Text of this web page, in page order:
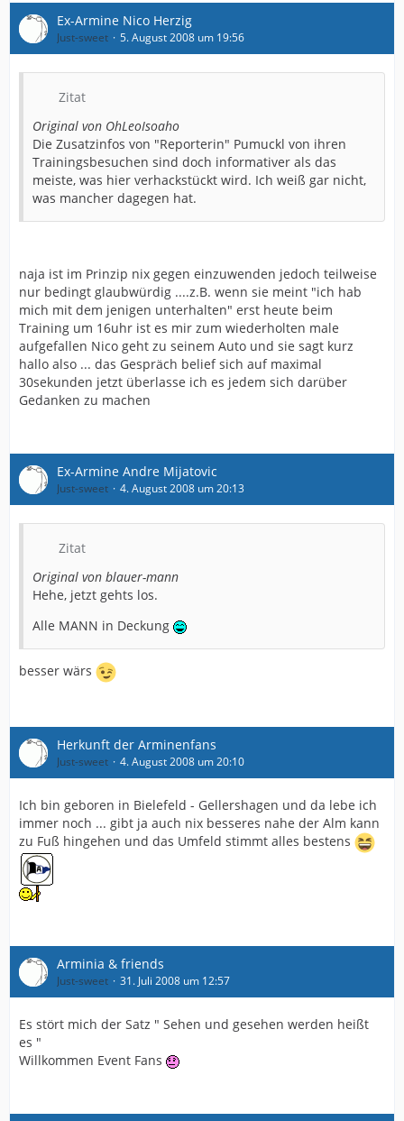
Ex-Armine Nico Herzig
Just-sweet 5. August 2008 um 19:56
Zitat
Original von OhLeoIsoaho
Die Zusatzinfos von "Reporterin" Pumuckl von ihren
Trainingsbesuchen sind doch informativer als das
meiste, was hier verhackstückt wird. Ich weiß gar nicht,
was mancher dagegen hat.
naja ist im Prinzip nix gegen einzuwenden jedoch teilweise
nur bedingt glaubwürdig ....z.B. wenn sie meint "ich hab
mich mit dem jenigen unterhalten" erst heute beim
Training um 16uhr ist es mir zum wiederholten male
aufgefallen Nico geht zu seinem Auto und sie sagt kurz
hallo also ... das Gespräch belief sich auf maximal
30sekunden jetzt überlasse ich es jedem sich darüber
Gedanken zu machen
Ex-Armine Andre Mijatovic
Just-sweet 4. August 2008 um 20:13
Zitat
Original von blauer-mann
Hehe, jetzt gehts los.
Alle MANN in Deckung
besser wärs
Herkunft der Arminenfans
Just-sweet 4. August 2008 um 20:10
Ich bin geboren in Bielefeld - Gellershagen und da lebe ich
immer noch ... gibt ja auch nix besseres nahe der Alm kann
zu Fuß hingehen und das Umfeld stimmt alles bestens
Arminia & friends
Just-sweet 31. Juli 2008 um 12:57
Es stört mich der Satz " Sehen und gesehen werden heißt
es "
Willkommen Event Fans